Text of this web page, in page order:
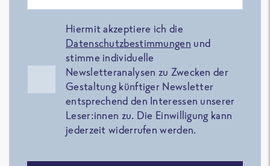
Hiermit akzeptiere ich die
Datenschutzbestimmungen und
stimme individuelle
Newsletteranalysen zu Zwecken der
Gestaltung künftiger Newsletter
entsprechend den Interessen unserer
Leser:innen zu. Die Einwilligung kann
jederzeit widerrufen werden.